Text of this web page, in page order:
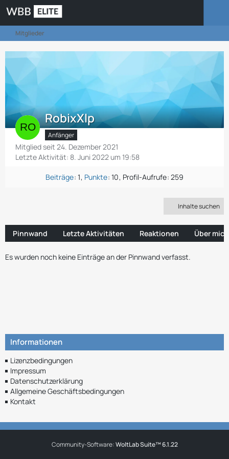
Mitglieder
RobixXlp
Anfänger
Mitglied seit 24. Dezember 2021
Letzte Aktivität: 8. Juni 2022 um 19:58
Beiträge 1 Punkte 10 Profil-Aufrufe 259
Inhalte suchen
Pinnwand Letzte Aktivitäten Reaktionen Über mich
Es wurden noch keine Einträge an der Pinnwand verfasst.
Informationen
Lizenzbedingungen
Impressum
Datenschutzerklärung
Allgemeine Geschäftsbedingungen
Kontakt
Community-Software:WoltLab Suite™ 6.1.22